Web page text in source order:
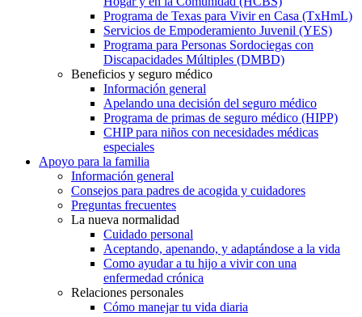
Programa de Texas para Vivir en Casa (TxHmL)
Servicios de Empoderamiento Juvenil (YES)
Programa para Personas Sordociegas con
Discapacidades Múltiples (DMBD)
Beneficios y seguro médico
Información general
Apelando una decisión del seguro médico
Programa de primas de seguro médico (HIPP)
CHIP para niños con necesidades médicas
especiales
Apoyo para la familia
Información general
Consejos para padres de acogida y cuidadores
Preguntas frecuentes
La nueva normalidad
Cuidado personal
Aceptando, apenando, y adaptándose a la vida
Como ayudar a tu hijo a vivir con una
enfermedad crónica
Relaciones personales
Cómo manejar tu vida diaria